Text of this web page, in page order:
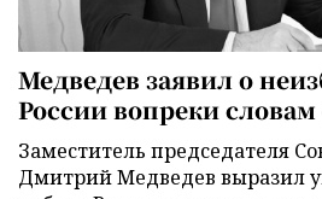
Медведев заявил о
России вопреки
Заместитель председателя
Дмитрий Медведев выразил